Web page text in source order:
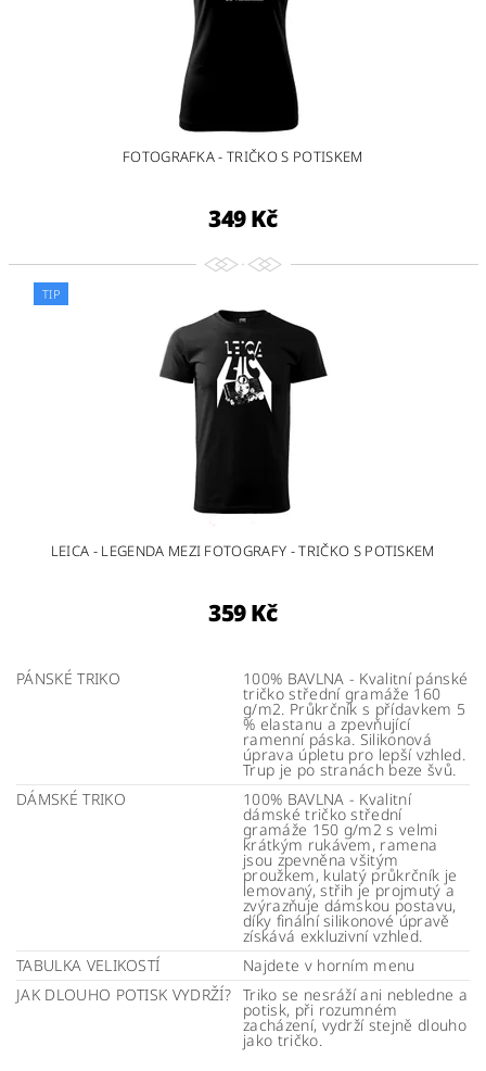
FOTOGRAFKA - TRIČKO S POTISKEM
349 Kč
TIP
LEICA - LEGENDA MEZI FOTOGRAFY - TRIČKO S POTISKEM
359 Kč
PÁNSKÉ TRIKO 100% BAVLNA - Kvalitní pánské
tričko střední gramáže 160
g/m2. Průkrčník s přídavkem 5
% elastanu a zpevňující
ramenní páska. Silikonová
úprava úpletu pro lepší vzhled.
Trup je po stranách beze švů.
DÁMSKÉ TRIKO
100% BAVLNA - Kvalitní
dámské tričko střední
gramáže 150 g/m2 s velmi
krátkým rukávem, ramena
jsou zpevněna všitým
proužkem, kulatý průkrčník je
lemovaný, střih je projmutý a
zvýrazňuje dámskou postavu,
díky finální silikonové úpravě
získává exkluzivní vzhled.
TABULKA VELIKOSTÍ
Najdete v horním menu
JAK DLOUHO POTISK VYDRŽÍ? Triko se nesráží ani nebledne a
potisk, při rozumném
zacházení, vydrží stejně dlouho
jako tričko.